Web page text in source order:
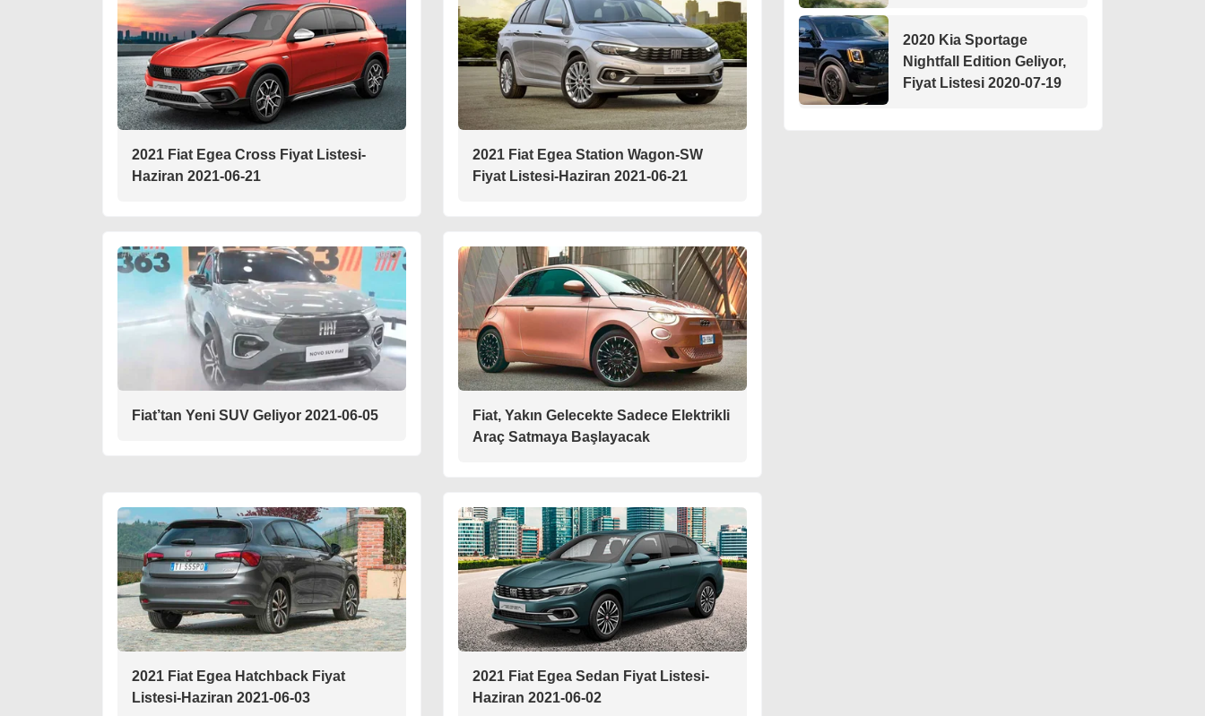
2021 Fiat Egea Cross Fiyat Listesi-
Haziran 2021-06-21
2021 Fiat Egea Station Wagon-SW
Fiyat Listesi-Haziran 2021-06-21
Fiat’tan Yeni SUV Geliyor 2021-06-05
Fiat, Yakın Gelecekte Sadece Elektrikli
Araç Satmaya Başlayacak
2021 Fiat Egea Hatchback Fiyat
Listesi-Haziran 2021-06-03
2021 Fiat Egea Sedan Fiyat Listesi-
Haziran 2021-06-02
2020 Kia Sportage
Nightfall Edition Geliyor,
Fiyat Listesi 2020-07-19